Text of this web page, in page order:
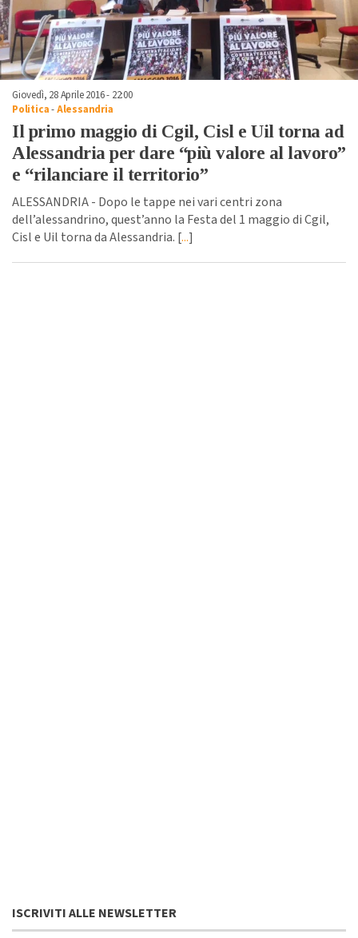
Giovedì, 28 Aprile 2016 - 22:00
Politica-Alessandria
Il primo maggio di Cgil, Cisl e Uil torna ad
Alessandria per dare “più valore al lavoro”
e “rilanciare il territorio”
ALESSANDRIA - Dopo le tappe nei vari centri zona
dell’alessandrino, quest’anno la Festa del 1 maggio di Cgil,
Cisl e Uil torna da Alessandria. [...]
ISCRIVITI ALLE NEWSLETTER